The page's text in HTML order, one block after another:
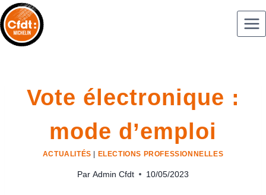
Vote électronique :
mode d’emploi
ACTUALITÉS ELECTIONS PROFESSIONNELLES
Par Admin Cfdt 10/05/2023